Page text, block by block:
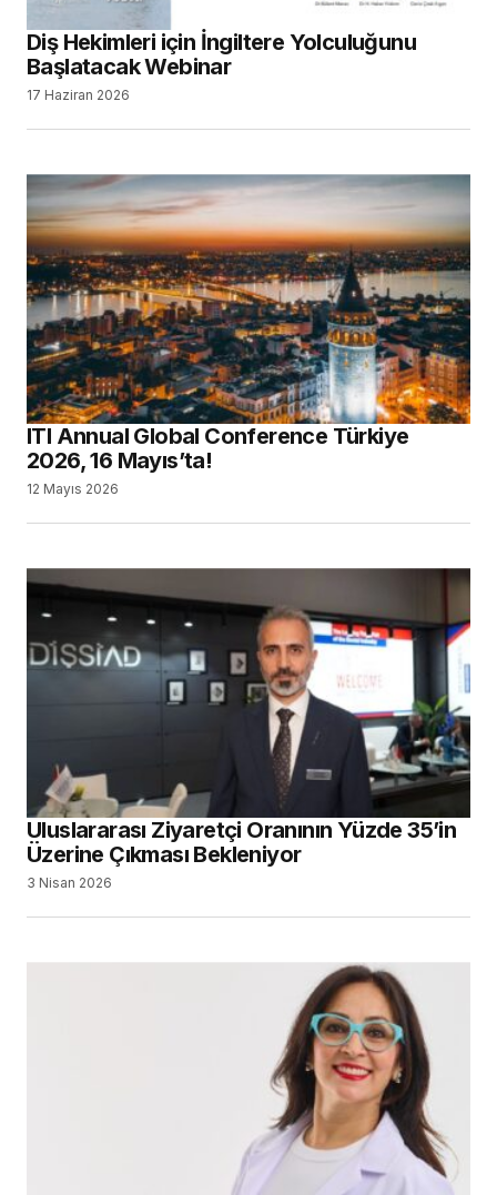
Diş Hekimleri için İngiltere Yolculuğunu
Başlatacak Webinar
17 Haziran 2026
ITI Annual Global Conference Türkiye
2026, 16 Mayıs’ta!
12 Mayıs 2026
Uluslararası Ziyaretçi Oranının Yüzde 35’in
Üzerine Çıkması Bekleniyor
3 Nisan 2026